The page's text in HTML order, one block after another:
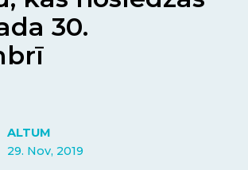
30.
ALTUM
29. Nov, 2019